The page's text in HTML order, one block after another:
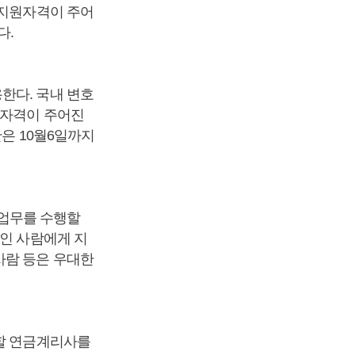
원자격이 주어
.
다. 국내 변호
격이 주어진
10월6일까지
무를 수행할
사람에게 지
람 등은 우대한
연금계리사를